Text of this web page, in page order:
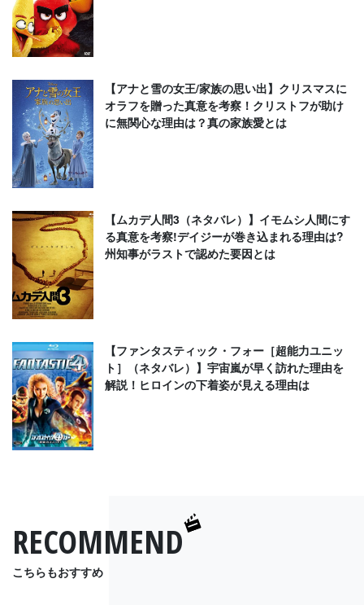
【アナと雪の女王/家族の思い出】クリスマスに
オラフを贈った真意を考察！クリストフが助け
に無関心な理由は？真の家族愛とは
【ムカデ人間3（ネタバレ）】イモムシ人間にす
る真意を考察!デイジーが巻き込まれる理由は?
州知事がラストで認めた要因とは
【ファンタスティック・フォー［超能力ユニッ
ト］（ネタバレ）】宇宙嵐が早く訪れた理由を
解説！ヒロインの下着姿が見える理由は
RECOMMEND
こちらもおすすめ